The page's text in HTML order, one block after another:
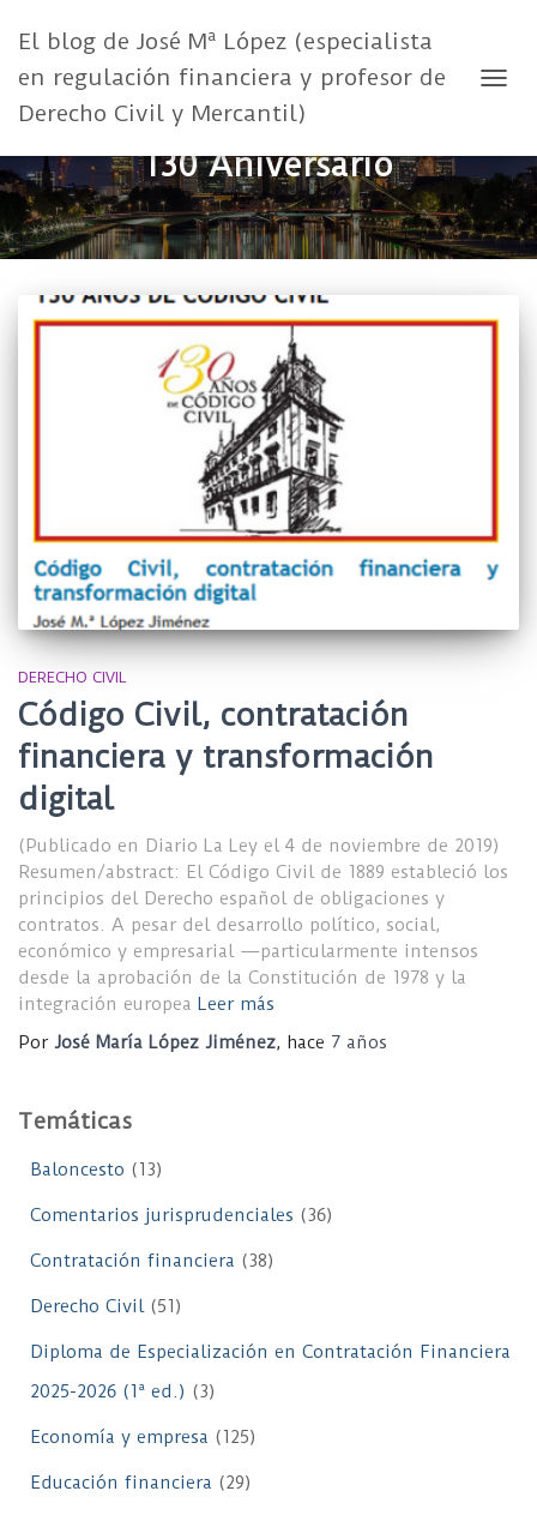
El blog de José Mª López (especialista
en regulación financiera y profesor de
Derecho Civil y Mercantil)
130 Aniversario
DERECHO CIVIL
Código Civil, contratación
financiera y transformación
digital
(Publicado en Diario La Ley el 4 de noviembre de 2019)
Resumen/abstract: El Código Civil de 1889 estableció los
principios del Derecho español de obligaciones y
contratos. A pesar del desarrollo político, social,
económico y empresarial —particularmente intensos
desde la aprobación de la Constitución de 1978 y la
integración europea Leer más
Por José María López Jiménez, hace 7 años
Temáticas
Baloncesto (13)
Comentarios jurisprudenciales (36)
Contratación financiera (38)
Derecho Civil(51)
Diploma de Especialización en Contratación Financiera
2025-2026 (1ª ed.) (3)
Economía y empresa (125)
Educación financiera (29)